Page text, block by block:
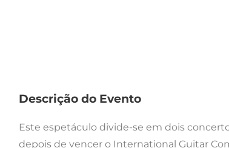
Descrição do Evento
Este espetáculo divide-se em dois
depois de vencer o International Guitar